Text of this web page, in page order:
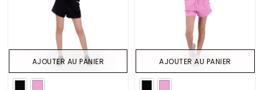
AJOUTER AU PANIER AJOUTER AU PANIER